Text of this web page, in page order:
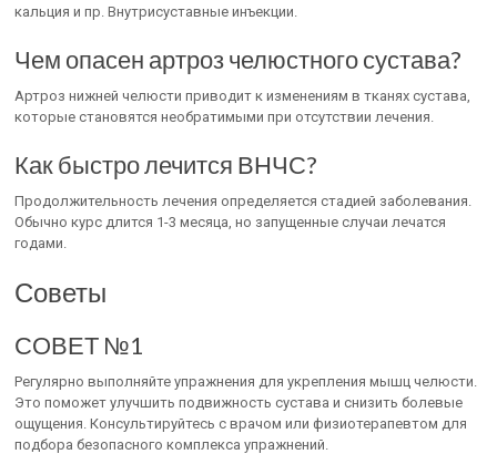
кальция и пр. Внутрисуставные инъекции.
Чем опасен артроз челюстного сустава?
Артроз нижней челюсти приводит к изменениям в тканях сустава,
которые становятся необратимыми при отсутствии лечения.
Как быстро лечится ВНЧС?
Продолжительность лечения определяется стадией заболевания.
Обычно курс длится 1-3 месяца, но запущенные случаи лечатся
годами.
Советы
СОВЕТ №1
Регулярно выполняйте упражнения для укрепления мышц челюсти.
Это поможет улучшить подвижность сустава и снизить болевые
ощущения. Консультируйтесь с врачом или физиотерапевтом для
подбора безопасного комплекса упражнений.